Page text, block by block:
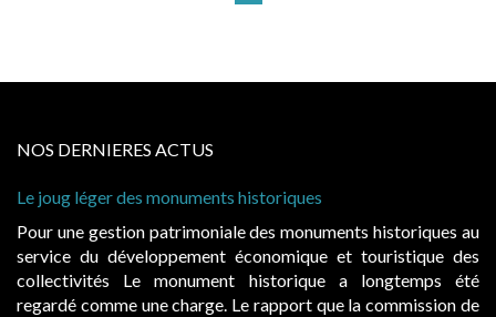
NOS DERNIERES ACTUS
Le joug léger des monuments historiques
Pour une gestion patrimoniale des monuments historiques au
service du développement économique et touristique des
collectivités Le monument historique a longtemps été
regardé comme une charge. Le rapport que la commission de